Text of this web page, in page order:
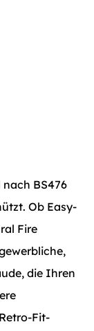
BS476
Ob Easy-
Fire
die Ihren
Fit-